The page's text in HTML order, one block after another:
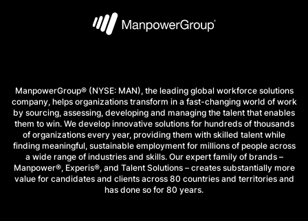
ManpowerGroup® (NYSE: MAN), the leading global workforce solutions
company, helps organizations transform in a fast-changing world of work
by sourcing, assessing, developing and managing the talent that enables
them to win. We develop innovative solutions for hundreds of thousands
of organizations every year, providing them with skilled talent while
finding meaningful, sustainable employment for millions of people across
a wide range of industries and skills. Our expert family of brands –
Manpower®, Experis®, and Talent Solutions – creates substantially more
value for candidates and clients across 80 countries and territories and
has done so for 80 years.